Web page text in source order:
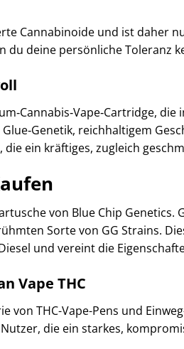
Cannabinoide und ist daher
du deine persönliche Toleranz
reichhaltigem
ein kräftiges, zugleich
von Blue Chip Genetics.
Sorte von GG Strains.
und vereint die
Vape THC
von THC-Vape-Pens und
die ein starkes,